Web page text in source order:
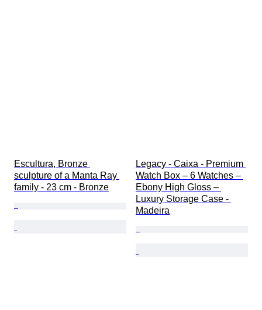
Escultura, Bronze
sculpture of a Manta Ray
family - 23 cm - Bronze
Legacy - Caixa - Premium
Watch Box – 6 Watches –
Ebony High Gloss –
Luxury Storage Case -
Madeira